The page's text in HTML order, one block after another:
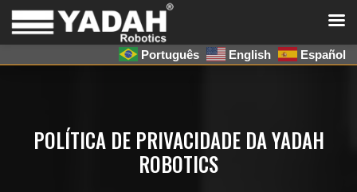
Português English Español
POLÍTICA DE PRIVACIDADE DA YADAH
ROBOTICS